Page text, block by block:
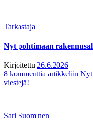
Tarkastaja
Nyt pohtimaan
Kirjoitettu 26.6.2026
8 kommenttia artikkeliin Nyt
viestejä!
Sari Suominen